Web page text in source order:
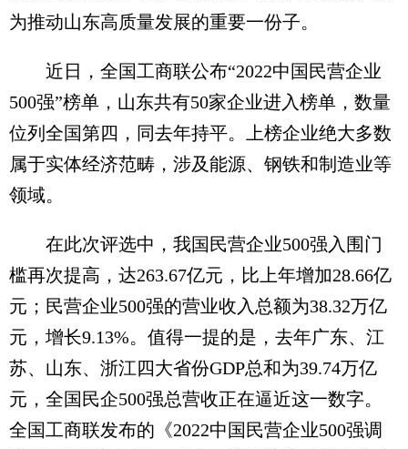
为推动山东高质量发展的重要一份子。
近日，全国工商联公布“2022中国民营企业
500强”榜单，山东共有50家企业进入榜单，数量
位列全国第四，同去年持平。上榜企业绝大多数
属于实体经济范畴，涉及能源、钢铁和制造业等
领域。
在此次评选中，我国民营企业500强入围门
槛再次提高，达263.67亿元，比上年增加28.66亿
元；民营企业500强的营业收入总额为38.32万亿
元，增长9.13%。值得一提的是，去年广东、江
苏、山东、浙江四大省份GDP总和为39.74万亿
元，全国民企500强总营收正在逼近这一数字。
全国工商联发布的《2022中国民营企业500强调